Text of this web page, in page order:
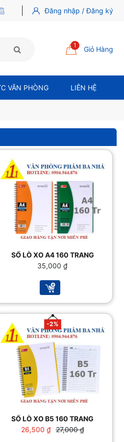
Đăng nhập / Đăng ký
1 Giỏ Hàng
VĂN PHÒNG LIÊN HỆ
SỔ LÒ XO A4 160 TRANG
35,000 ₫
-2%
SỔ LÒ XO B5 160 TRANG
27,000₫
Giá
26,500 ₫ Giá